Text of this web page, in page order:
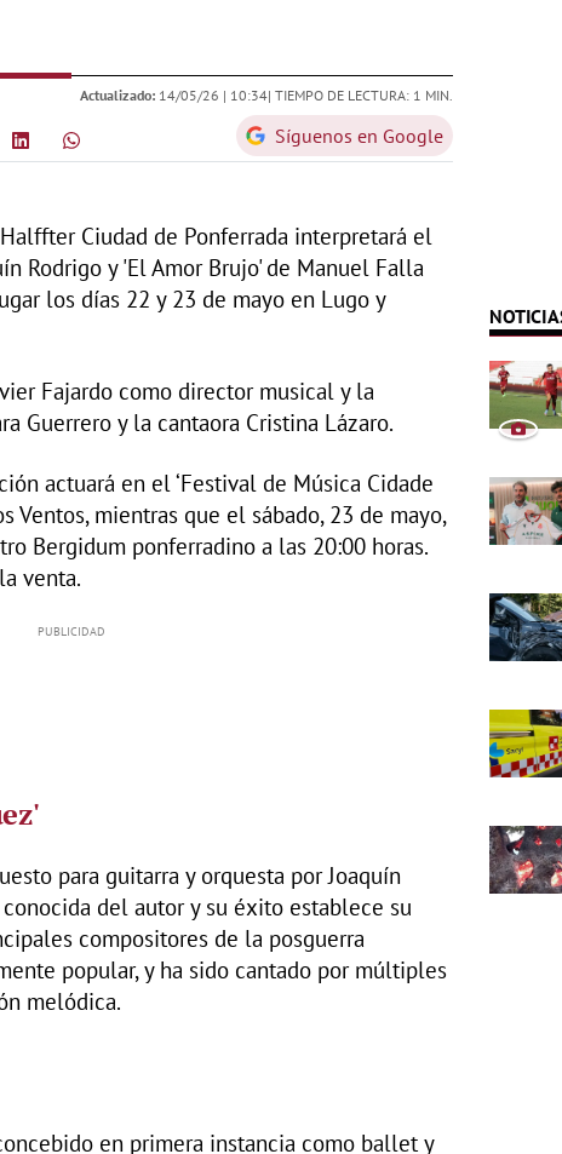
Actualizado: 14/05/26 | 10:34| TIEMPO DE LECTURA: 1 MIN.
Síguenos en Google
Ciudad de Ponferrada interpretará el
Rodrigo y 'El Amor Brujo' de Manuel Falla
los días 22 y 23 de mayo en Lugo y
Fajardo como director musical y la
Guerrero y la cantaora Cristina Lázaro.
actuará en el ‘Festival de Música Cidade
Ventos, mientras que el sábado, 23 de mayo,
Bergidum ponferradino a las 20:00 horas.
venta.
para guitarra y orquesta por Joaquín
del autor y su éxito establece su
compositores de la posguerra
popular, y ha sido cantado por múltiples
melódica.
en primera instancia como ballet y